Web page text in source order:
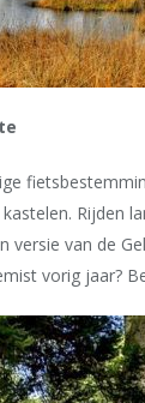
Rijden
versie van de
vorig jaar?